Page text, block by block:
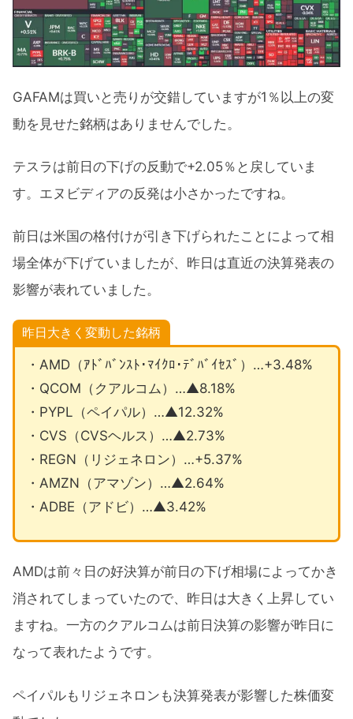
GAFAMは買いと売りが交錯していますが1％以上の変
動を見せた銘柄はありませんでした。
テスラは前日の下げの反動で+2.05％と戻していま
す。エヌビディアの反発は小さかったですね。
前日は米国の格付けが引き下げられたことによって相
場全体が下げていましたが、昨日は直近の決算発表の
影響が表れていました。
昨日大きく変動した銘柄
・AMD（ｱﾄﾞﾊﾞﾝｽﾄ･ﾏｲｸﾛ･ﾃﾞﾊﾞｲｾｽﾞ）…+3.48%
・QCOM（クアルコム）…▲8.18%
・PYPL（ペイパル）…▲12.32%
・CVS（CVSヘルス）…▲2.73%
・REGN（リジェネロン）…+5.37%
・AMZN（アマゾン）…▲2.64%
・ADBE（アドビ）…▲3.42%
AMDは前々日の好決算が前日の下げ相場によってかき
消されてしまっていたので、昨日は大きく上昇してい
ますね。一方のクアルコムは前日決算の影響が昨日に
なって表れたようです。
ペイパルもリジェネロンも決算発表が影響した株価変